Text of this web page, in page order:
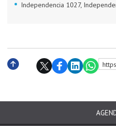
Independencia 1027,